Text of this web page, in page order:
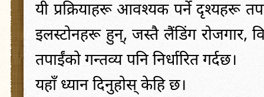
यी प्रक्रियाहरू आवश्यक पर्ने दृश्यहरू
इलस्टोनहरू हुन्,जस्तै लैंडिंग रोजगार,
तपाईंको गन्तव्य पनि निर्धारित गर्दछ।
यहाँ ध्यान दिनुहोस् केहि छ।